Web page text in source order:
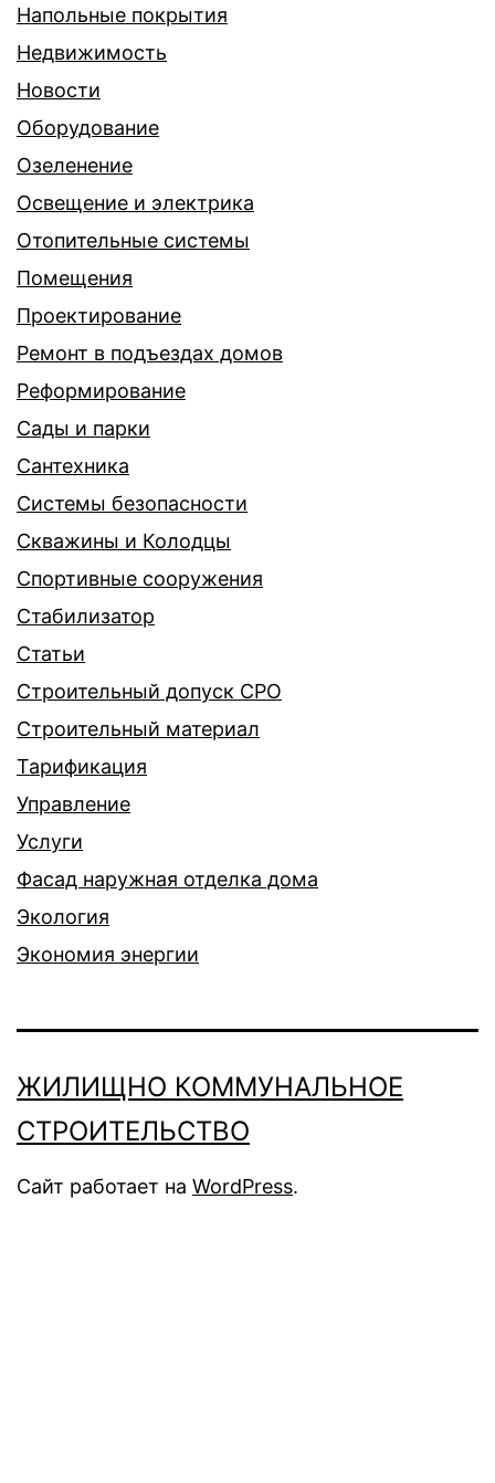
Напольные покрытия
Недвижимость
Новости
Оборудование
Озеленение
Освещение и электрика
Отопительные системы
Помещения
Проектирование
Ремонт в подъездах домов
Реформирование
Сады и парки
Сантехника
Системы безопасности
Скважины и Колодцы
Спортивные сооружения
Стабилизатор
Статьи
Строительный допуск СРО
Строительный материал
Тарификация
Управление
Услуги
Фасад наружная отделка дома
Экология
Экономия энергии
ЖИЛИЩНО КОММУНАЛЬНОЕ
СТРОИТЕЛЬСТВО
Сайт работает на WordPress.